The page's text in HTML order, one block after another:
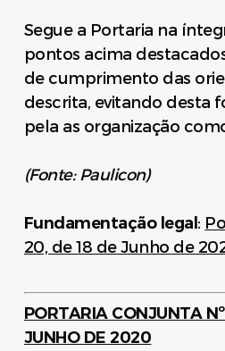
Segue a Portaria na
pontos acima
de cumprimento das
descrita, evitando desta
pela as organização
(Fonte: Paulicon)
Fundamentação legal :
20, de 18 de Junho de
PORTARIA CONJUNTA
JUNHO DE 2020